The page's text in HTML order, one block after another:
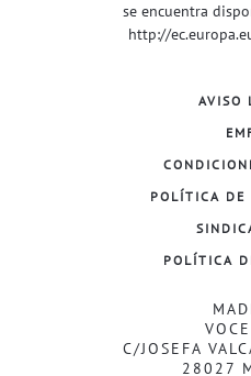
se encuentra
http://
AVISO
POLÍTICA DE
POLÍTICA
C/JOSEFA
28027